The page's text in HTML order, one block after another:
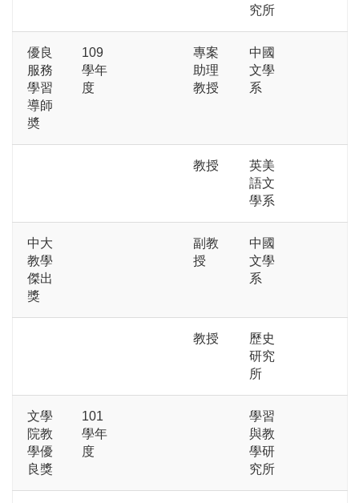
究所
優良
服務
學習
導師
奬
109
學年
度
專案
助理
教授
中國
文學
系
教授
英美
語文
學系
中大
教學
傑出
獎
副教
授
中國
文學
系
教授
歷史
研究
所
文學
院教
學優
良獎
101
學年
度
學習
與教
學研
究所